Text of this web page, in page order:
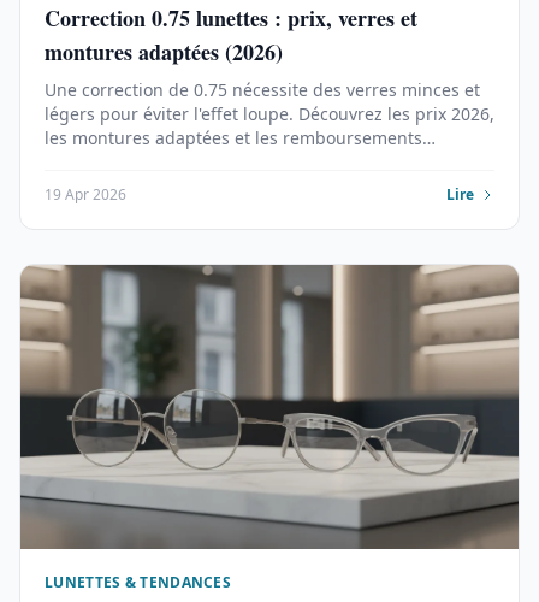
Correction 0.75 lunettes : prix, verres et
montures adaptées (2026)
Une correction de 0.75 nécessite des verres minces et
légers pour éviter l'effet loupe. Découvrez les prix 2026,
les montures adaptées et les remboursements
19 Apr 2026 Lire
LUNETTES & TENDANCES